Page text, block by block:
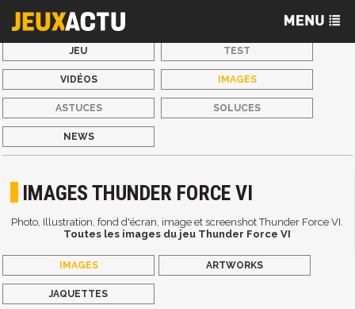
JEU TEST
VIDÉOS IMAGES
ASTUCES SOLUCES
NEWS
IMAGES THUNDER FORCE VI
Photo, Illustration, fond d'écran, image et screenshot Thunder Force VI.
Toutes les images du jeu Thunder Force VI
IMAGES ARTWORKS
JAQUETTES